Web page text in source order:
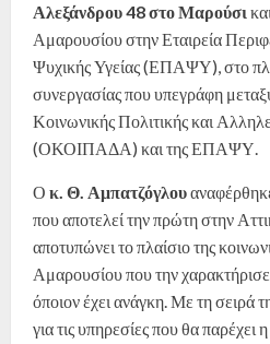
Αλεξάνδρου 48 στο Μαρούσι
Αμαρουσίου στην Εταιρεία
Ψυχικής Υγείας (ΕΠΑΨΥ), στο
συνεργασίας που υπεγράφη
Κοινωνικής Πολιτικής και
(ΟΚΟΙΠΑΔΑ) και της ΕΠΑΨΥ.
Ο κ. Θ. Αμπατζόγλου
που αποτελεί την πρώτη στην
αποτυπώνει το πλαίσιο της
Αμαρουσίου που την
όποιον έχει ανάγκη. Με τη σειρά
για τις υπηρεσίες που θα